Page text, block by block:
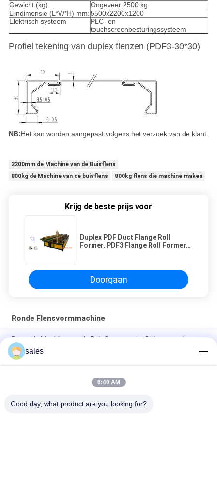
Gewicht (kg):
Ongeveer 2500 kg.
Lijndimensie (L*W*H) mm:5500x2200x1200
Elektrisch systeem
PLC- en
touchscreenbesturingssysteem
Profiel tekening van duplex flenzen (PDF3-30*30)
NB:Het kan worden aangepast volgens het verzoek van de klant.
2200mm de Machine van de Buisflens
800kg de Machine van de buisflens
800kg flens die machine maken
Krijg de beste prijs voor
Duplex PDF Duct Flange Roll
Former, PDF3 Flange Roll Former,
Doorgaan
Ronde Flensvormmachine
De ronde Machine van de Buisflens voor de Buizen van de
Luchtvoorwaarde het Passen
Hoekstaal om Flens die de Flensmachine maken van de
sales
6:40 AM
Good day, what product are you looking for?